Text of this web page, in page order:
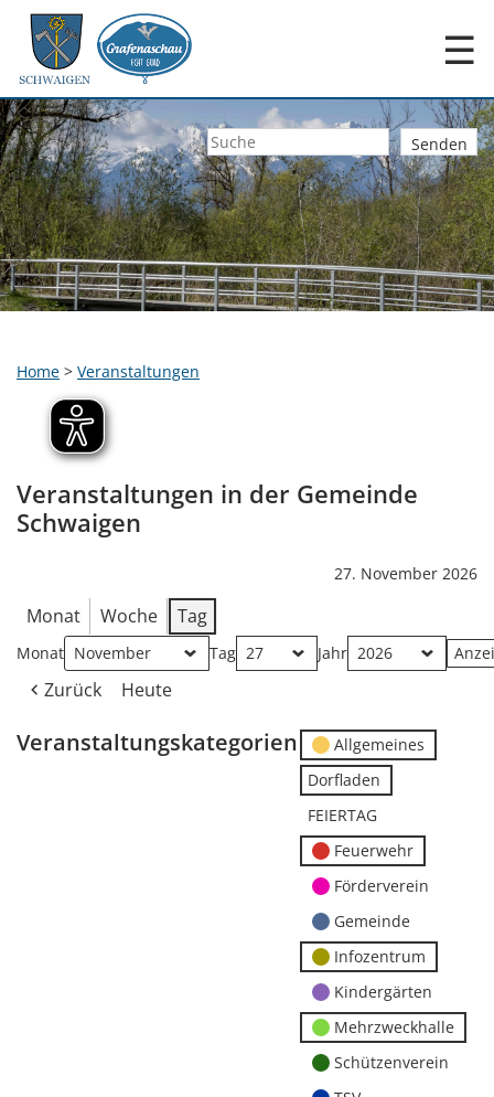
☰
Home > Veranstaltungen
Veranstaltungen in der Gemeinde
Schwaigen
27. November 2026
Monat Woche Tag
Monat Tag Jahr
Zurück Heute
Veranstaltungskategorien
Allgemeines
Dorfladen
FEIERTAG
Feuerwehr
Förderverein
Gemeinde
Infozentrum
Kindergärten
Mehrzweckhalle
Schützenverein